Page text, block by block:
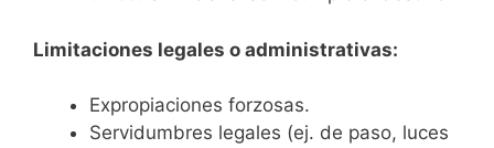
Limitaciones legales o administrativas:
Expropiaciones forzosas.
Servidumbres legales (ej. de paso, luces